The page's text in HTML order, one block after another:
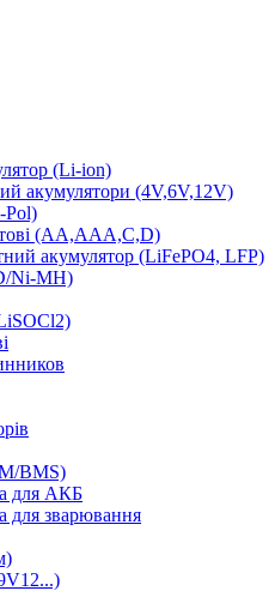
(Li-ion)
акумулятори (4V,6V,12V)
Pol)
(AA,AAA,C,D)
акумулятор (LiFePO4, LFP)
Ni-MH)
BMS)
для АКБ
для зварювання